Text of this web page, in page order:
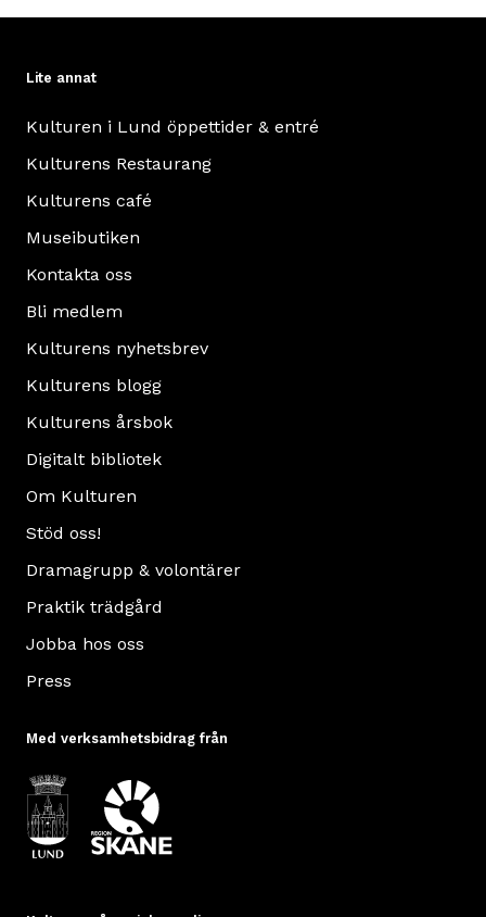
Lite annat
Kulturen i Lund öppettider & entré
Kulturens Restaurang
Kulturens café
Museibutiken
Kontakta oss
Bli medlem
Kulturens nyhetsbrev
Kulturens blogg
Kulturens årsbok
Digitalt bibliotek
Om Kulturen
Stöd oss!
Dramagrupp & volontärer
Praktik trädgård
Jobba hos oss
Press
Med verksamhetsbidrag från